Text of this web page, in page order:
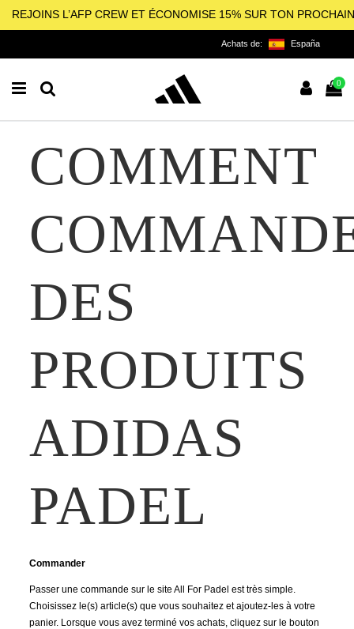
REJOINS L’AFP CREW ET ÉCONOMISE 15% SUR TON
Achats de: España
0
COMMENT
DES
PRODUITS
ADIDAS
PADEL
Commander
Passer une commande sur le site All For Padel est très simple.
Choisissez le(s) article(s) que vous souhaitez et ajoutez-les à votre
panier. Lorsque vous avez terminé vos achats, cliquez sur le bouton